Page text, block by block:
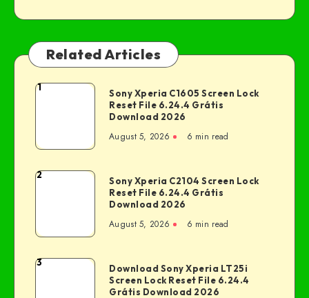
Related Articles
1
Sony Xperia C1605 Screen Lock
Reset File 6.24.4 Grátis
Download 2026
August 5, 2026 6 min read
2
Sony Xperia C2104 Screen Lock
Reset File 6.24.4 Grátis
Download 2026
August 5, 2026 6 min read
3
Download Sony Xperia LT25i
Screen Lock Reset File 6.24.4
Grátis Download 2026